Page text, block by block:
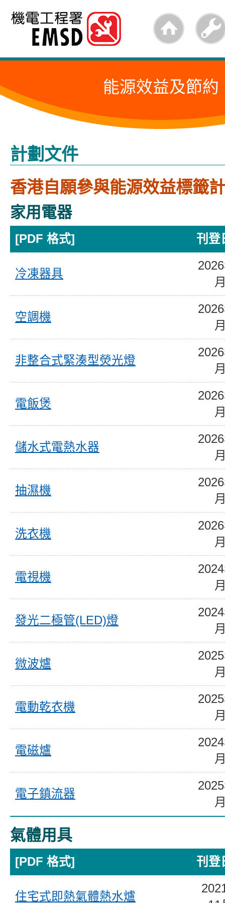
跳
內
的
始
能源效益及節約
計劃文件
香港自願參與能源效益標籤
家用電器
[PDF 格式] 刊登
冷凍器具
空調機
非整合式緊湊型熒光燈
電飯煲
儲水式電熱水器
抽濕機
洗衣機
電視機
發光二極管(LED)燈
微波爐
電動乾衣機
電磁爐
電子鎮流器
氣體用具
[PDF 格式] 刊登
住宅式即熱氣體熱水爐